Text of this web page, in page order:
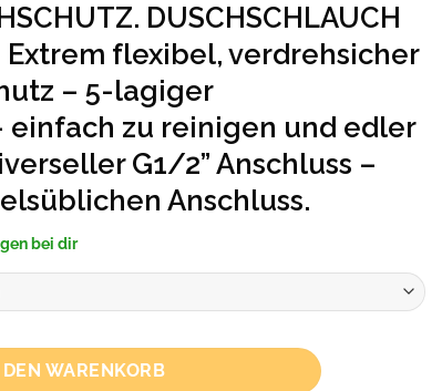
DUSCHSCHLAUCH
Extrem flexibel, verdrehsicher
– 5-lagiger
einfach zu reinigen und edler
G1/2” Anschluss –
Anschluss.
bei dir
DEN WARENKORB